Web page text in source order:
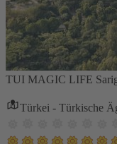
TUI MAGIC LIFE
Türkei - Türkische